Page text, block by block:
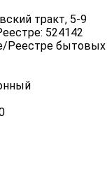
тракт, 5-9
524142
Реестре бытовых